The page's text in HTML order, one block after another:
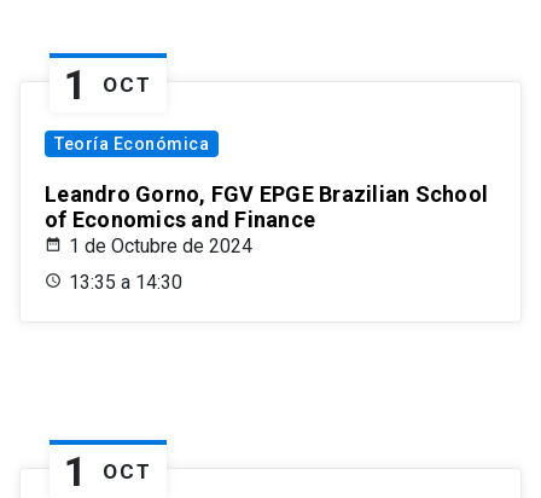
1 OCT
Teoría Económica
Leandro Gorno, FGV EPGE Brazilian School
of Economics and Finance
1 de Octubre de 2024
13:35 a 14:30
1 OCT